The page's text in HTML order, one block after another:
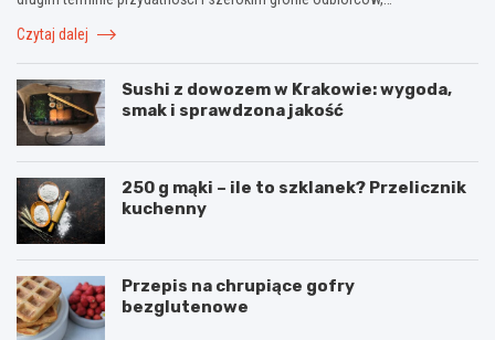
Czytaj dalej
Sushi z dowozem w Krakowie: wygoda,
smak i sprawdzona jakość
250 g mąki – ile to szklanek? Przelicznik
kuchenny
Przepis na chrupiące gofry
bezglutenowe